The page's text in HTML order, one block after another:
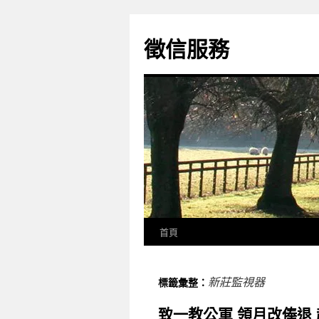
徵信服務
首頁
標籤彙整： 新莊監視器
致一教公軍 領月改俸退